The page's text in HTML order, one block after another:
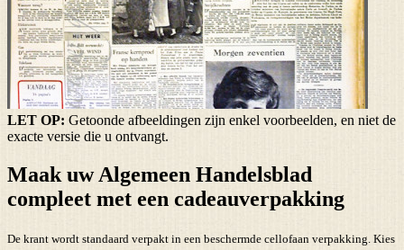
LET OP: Getoonde afbeeldingen zijn enkel voorbeelden, en niet de
exacte versie die u ontvangt.
Maak uw Algemeen Handelsblad
compleet met een cadeauverpakking
De krant wordt standaard verpakt in een beschermde cellofaan verpakking. Kies